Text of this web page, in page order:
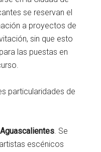
se reservan el
a proyectos de
sin que esto
las puestas en
particularidades de
. Se
escénicos